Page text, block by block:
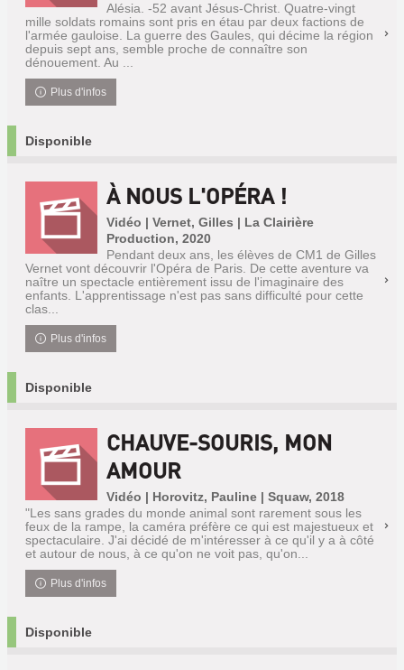
Alésia. -52 avant Jésus-Christ. Quatre-vingt
mille soldats romains sont pris en étau par deux factions de
l'armée gauloise. La guerre des Gaules, qui décime la région
depuis sept ans, semble proche de connaître son
dénouement. Au ...
Plus d'infos
Disponible
À NOUS L'OPÉRA !
Vidéo | Vernet, Gilles | La Clairière
Production, 2020
Pendant deux ans, les élèves de CM1 de Gilles
Vernet vont découvrir l'Opéra de Paris. De cette aventure va
naître un spectacle entièrement issu de l'imaginaire des
enfants. L'apprentissage n'est pas sans difficulté pour cette
clas...
Plus d'infos
Disponible
CHAUVE-SOURIS, MON
AMOUR
Vidéo | Horovitz, Pauline | Squaw, 2018
"Les sans grades du monde animal sont rarement sous les
feux de la rampe, la caméra préfère ce qui est majestueux et
spectaculaire. J'ai décidé de m'intéresser à ce qu'il y a à côté
et autour de nous, à ce qu'on ne voit pas, qu'on...
Plus d'infos
Disponible